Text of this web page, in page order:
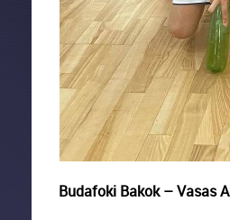
Budafoki Bakok – Vasas